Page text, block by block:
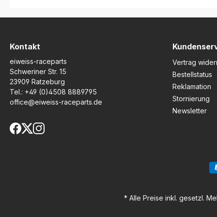
Haltbarkeit und starke
Motorrads dauerhaft schön
intensiver Nutzung.
Passgenaues Design für
BMW S 1000 R (2014–2016)
3D-Gel Hochglanz-
Oberfläche mit stilvollem
Look Strapazierfähiges,
Strong Adhesive Vinyl
Schützt zuverlässig vor
Kontakt
eiweiss-raceparts
Schweriner Str. 15
23909 Ratzeburg
Tel.: +49 (0)4508 8889795
office@eiweiss-raceparts.de
Vertrag
Bestellstatus
Reklamation
Stornierung
Newsletter
* Alle Preise inkl. gesetzl.